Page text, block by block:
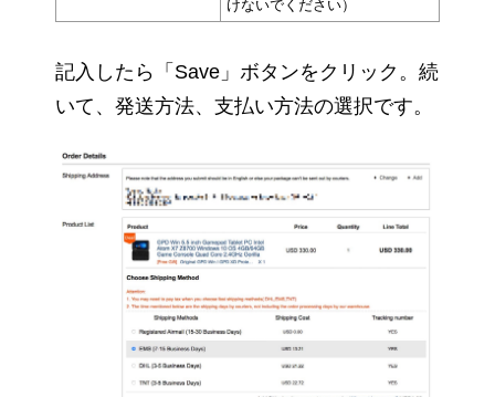
けないでください）
記入したら「Save」ボタンをクリック。続
いて、発送方法、支払い方法の選択です。